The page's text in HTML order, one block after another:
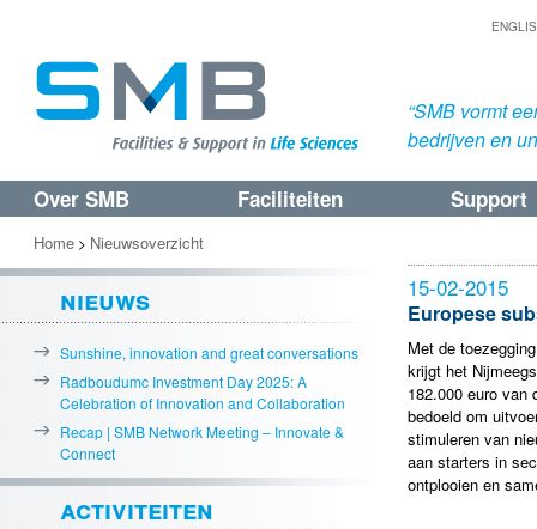
“SMB vormt
bedrijven en
Spring
naar
de
primaire
inhoud
Spring
naar
de
secundaire
inhoud
Over SMB Faciliteiten Support
15-02-2015
Europese
Met de
krijgt het
182.000 euro van
bedoeld om
stimuleren van
aan starters in
ontplooien en
Home > Nieuwsoverzicht
nieuws
Sunshine, innovation and great conversations
Radboudumc Investment Day 2025: A
Celebration of Innovation and Collaboration
Recap | SMB Network Meeting – Innovate &
Connect
activiteiten